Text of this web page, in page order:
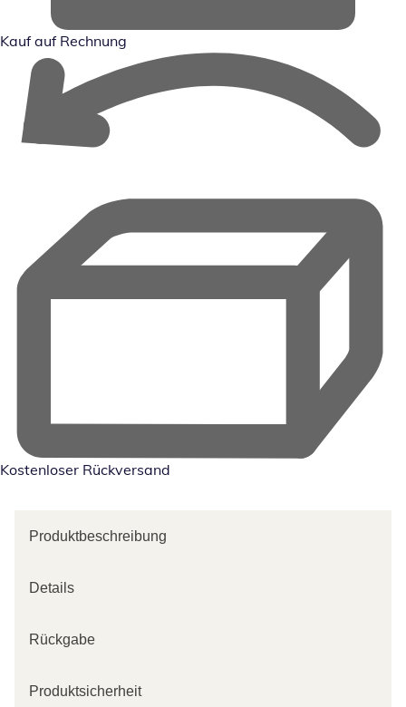
Kauf auf Rechnung
Kostenloser Rückversand
Produktbeschreibung
Details
Rückgabe
Produktsicherheit